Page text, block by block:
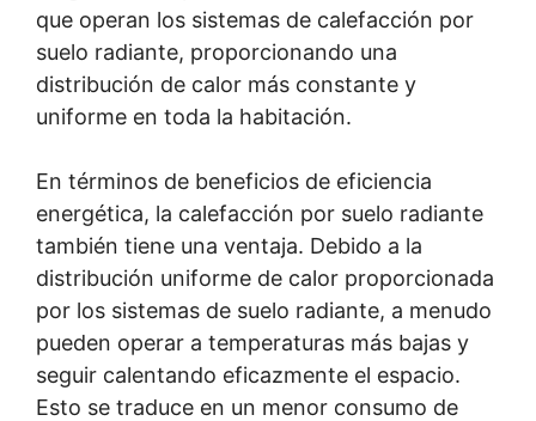
que operan los sistemas de calefacción por
suelo radiante, proporcionando una
distribución de calor más constante y
uniforme en toda la habitación.
En términos de beneficios de eficiencia
energética, la calefacción por suelo radiante
también tiene una ventaja. Debido a la
distribución uniforme de calor proporcionada
por los sistemas de suelo radiante, a menudo
pueden operar a temperaturas más bajas y
seguir calentando eficazmente el espacio.
Esto se traduce en un menor consumo de